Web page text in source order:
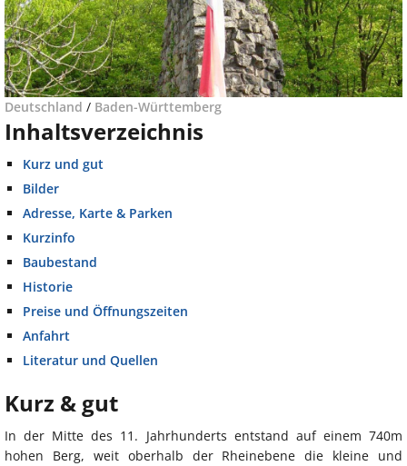
Deutschland / Baden-Württemberg
Inhaltsverzeichnis
Kurz und gut
Bilder
Adresse, Karte & Parken
Kurzinfo
Baubestand
Historie
Preise und Öffnungszeiten
Anfahrt
Literatur und Quellen
Kurz & gut
In der Mitte des 11. Jahrhunderts entstand auf einem 740m
hohen Berg, weit oberhalb der Rheinebene die kleine und